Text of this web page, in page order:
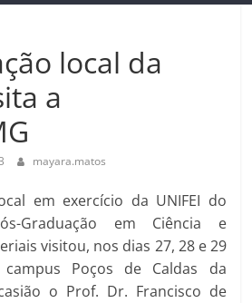
local da
a
mayara.matos
em exercício da UNIFEI do
Graduação em Ciência e
visitou, nos dias 27, 28 e 29
Poços de Caldas da
o Prof. Dr. Francisco de